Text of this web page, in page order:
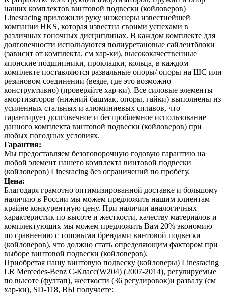
наших комплектов винтовой подвески (койловеров)
Linesracing приложили руку инженеры известнейшей
компании HKS, которая известна своими успехами в
различных гоночных дисциплинах. В каждом комплекте для
долговечности используются полиуретановые сайлентблоки
(зависит от комплекта, см хар-ки), высококачественные
японские подшипники, прокладки, кольца, в каждом
комплекте поставляются развальные опоры/ опоры на ШС или
резиновом соединении (везде, где это возможно
конструктивно) (проверяйте хар-ки). Все силовые элементы
амортизаторов (нижний башмак, опоры, гайки) выполнены из
усиленных стальных и алюминиевых сплавов, что
гарантирует долговечное и беспроблемное использование
данного комплекта винтовой подвески (койловеров) при
любых погодных условиях.
Гарантия:
Мы предоставляем безоговорочную годовую гарантию на
любой элемент нашего комплекта винтовой подвески
(койловеров) Linesracing без ограничений по пробегу.
Цена:
Благодаря грамотно оптимизированной доставке и большому
наличию в России мы можем предложить нашим клиентам
крайне конкурентную цену. При наличии аналогичных
характеристик по высоте и жесткости, качеству материалов и
комплектующих мы можем предложить Вам 20% экономию
по сравнению с топовыми брендами винтовой подвески
(койловеров), что должно стать определяющим фактором при
выборе винтовой подвески (койловеров).
Приобретая нашу винтовую подвеску (койловеры) Linesracing
LR Mercedes-Benz C-Класс(W204) (2007-2014), регулируемые
по высоте (фултап), жесткости (36 регулировок)и развалу (см
хар-ки), SD-118, ВЫ получаете: